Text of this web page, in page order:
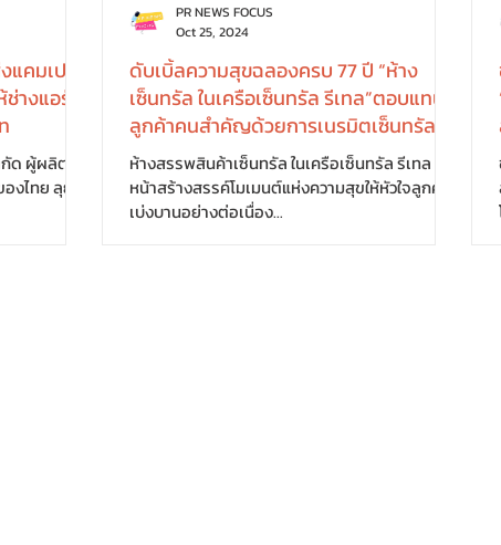
คมเปญ
างแอร์
กัด ผู้ผลิต
งไทย ลุย
ดับเบิ้ลความสุขฉลองครบ 77 ปี “ห้าง
เซ็นทรัล ในเครือเซ็นทรัล รีเทล”ตอบแทน
ลูกค้าคนสำคัญด้วยการเนรมิตเซ็นทรัล
ชิดลมให้ตระการตาไปกับดอกไม้แห่ง
อนาคตในคอนเซปต์ “อาวองก์ การ์ดีน่า”
ห้างสรรพสินค้าเซ็นทรัล ในเครือเซ็นทรัล รีเทล เดิน
หน้าสร้างสรรค์โมเมนต์แห่งความสุขให้หัวใจลูกค้า
เบ่งบานอย่างต่อเนื่อง...
PR NEWS FOCUS
Oct 25, 2024